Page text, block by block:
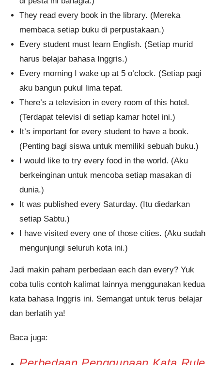
They read every book in the library. (Mereka
membaca setiap buku di perpustakaan.)
Every student must learn English. (Setiap murid
harus belajar bahasa Inggris.)
Every morning I wake up at 5 o’clock. (Setiap pagi
aku bangun pukul lima tepat.
There’s a television in every room of this hotel.
(Terdapat televisi di setiap kamar hotel ini.)
It’s important for every student to have a book.
(Penting bagi siswa untuk memiliki sebuah buku.)
I would like to try every food in the world. (Aku
berkeinginan untuk mencoba setiap masakan di
dunia.)
It was published every Saturday. (Itu diedarkan
setiap Sabtu.)
I have visited every one of those cities. (Aku sudah
mengunjungi seluruh kota ini.)
Jadi makin paham perbedaan each dan every? Yuk
coba tulis contoh kalimat lainnya menggunakan kedua
kata bahasa Inggris ini. Semangat untuk terus belajar
dan berlatih ya!
Baca juga: